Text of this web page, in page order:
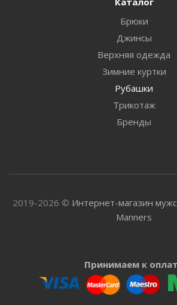
Брюки
Джинсы
Верхняя одежда
Зимние куртки
Рубашки
Трикотаж
Бренды
2019-2026 © Интернет-магазин
Manners
Принимаем к